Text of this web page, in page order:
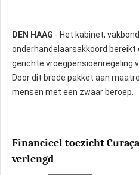
DEN HAAG - Het kabinet,
onderhandelaarsakkoord
gerichte vroegpensioenregeling
Door dit brede pakket aan
mensen met een zwaar beroep.
Financieel toezicht
verlengd